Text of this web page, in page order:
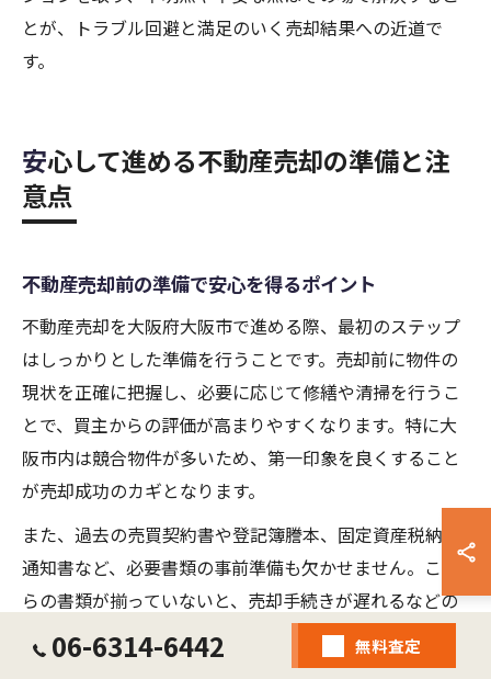
とが、トラブル回避と満足のいく売却結果への近道で
す。
安心して進める不動産売却の準備と注
意点
不動産売却前の準備で安心を得るポイント
不動産売却を大阪府大阪市で進める際、最初のステップ
はしっかりとした準備を行うことです。売却前に物件の
現状を正確に把握し、必要に応じて修繕や清掃を行うこ
とで、買主からの評価が高まりやすくなります。特に大
阪市内は競合物件が多いため、第一印象を良くすること
が売却成功のカギとなります。
また、過去の売買契約書や登記簿謄本、固定資産税納税
通知書など、必要書類の事前準備も欠かせません。これ
らの書類が揃っていないと、売却手続きが遅れるなどの
リスクが発生します。準備段階で不明点があれば、不動
産売却サポート関西などの専門サービスを活用し、早め
06-6314-6442 無料査定